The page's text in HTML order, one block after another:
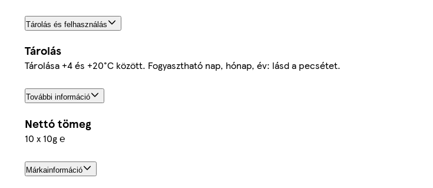
Tárolás és felhasználás
Tárolás
Tárolása +4 és +20°C között. Fogyasztható nap, hónap, év: lásd a pecsétet.
További információ
Nettó tömeg
10 x 10g ℮
Márkainformáció